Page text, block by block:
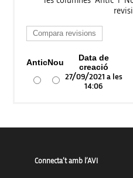
AnticNou
Data de
creació
27/09/2021 a les
14:06
Connecta’t amb l’AVI